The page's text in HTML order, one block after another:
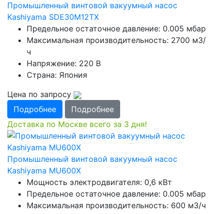
Промышленный винтовой вакуумный насос
Kashiyama SDE30M12TX
Предельное остаточное давление: 0.005 мбар
Максимальная производительность: 2700 м3/
ч
Напряжение: 220 В
Страна: Япония
Цена по запросу
Подробнее
Подробнее
Доставка по Москве всего за 3 дня!
Промышленный винтовой вакуумный насос
Kashiyama MU600X
Мощность электродвигателя: 0,6 кВт
Предельное остаточное давление: 0.005 мбар
Максимальная производительность: 600 м3/ч